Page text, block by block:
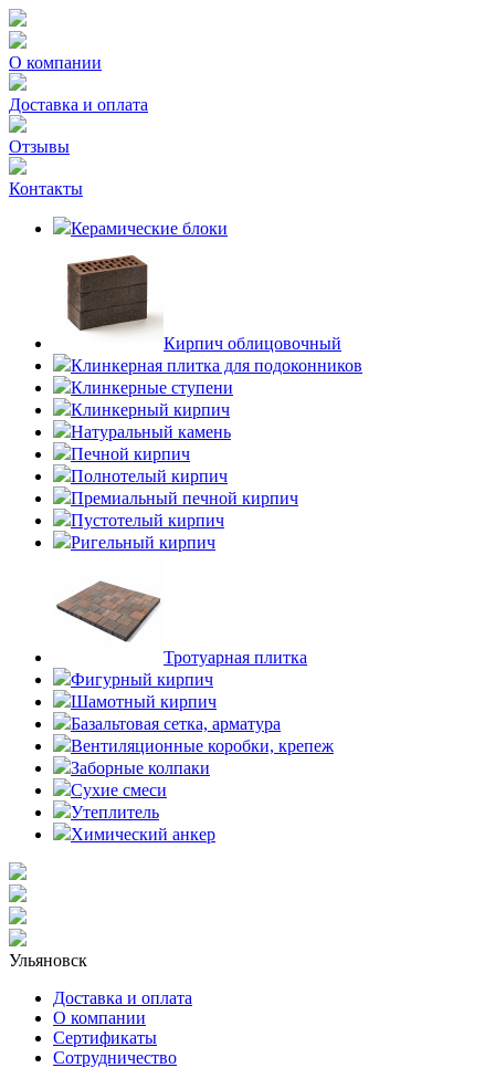
О компании
Доставка и оплата
Отзывы
Контакты
Керамические блоки
Кирпич облицовочный
Клинкерная плитка для подоконников
Клинкерные ступени
Клинкерный кирпич
Натуральный камень
Печной кирпич
Полнотелый кирпич
Премиальный печной кирпич
Пустотелый кирпич
Ригельный кирпич
Тротуарная плитка
Фигурный кирпич
Шамотный кирпич
Базальтовая сетка, арматура
Вентиляционные коробки, крепеж
Заборные колпаки
Сухие смеси
Утеплитель
Химический анкер
Ульяновск
Доставка и оплата
О компании
Сертификаты
Сотрудничество